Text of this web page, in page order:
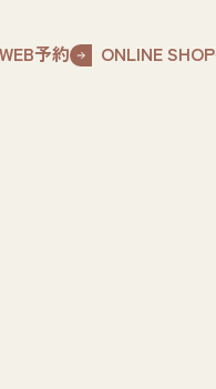
WEB予約 ONLINE SHOP